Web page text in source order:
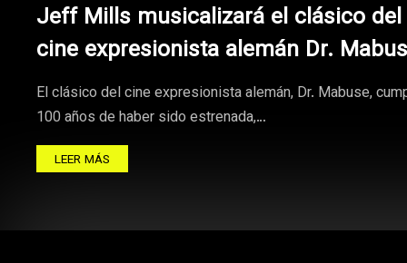
Jeff Mills musicalizará el clásico del
cine expresionista alemán Dr.
El clásico del cine expresionista alemán, Dr. Mabuse,
100 años de haber sido estrenada,…
LEER MÁS